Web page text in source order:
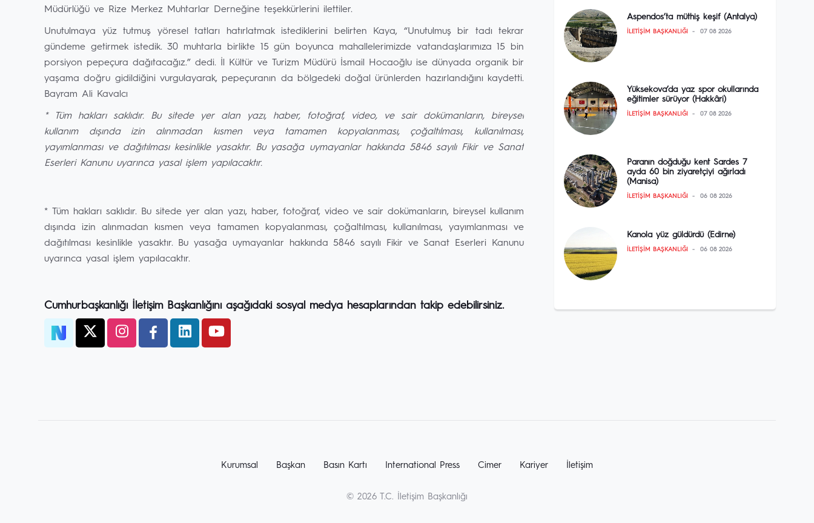
Müdürlüğü ve Rize Merkez Muhtarlar Derneğine teşekkürlerini ilettiler.
Unutulmaya yüz tutmuş yöresel tatları hatırlatmak istediklerini belirten Kaya, “Unutulmuş bir tadı tekrar
gündeme getirmek istedik. 30 muhtarla birlikte 15 gün boyunca mahallelerimizde vatandaşlarımıza 15 bin
porsiyon pepeçura dağıtacağız.” dedi. İl Kültür ve Turizm Müdürü İsmail Hocaoğlu ise dünyada organik bir
yaşama doğru gidildiğini vurgulayarak, pepeçuranın da bölgedeki doğal ürünlerden hazırlandığını kaydetti.
Bayram Ali Kavalcı
* Tüm hakları saklıdır. Bu sitede yer alan yazı, haber, fotoğraf, video, ve sair dokümanların, bireysel
kullanım dışında izin alınmadan kısmen veya tamamen kopyalanması, çoğaltılması, kullanılması,
yayımlanması ve dağıtılması kesinlikle yasaktır. Bu yasağa uymayanlar hakkında 5846 sayılı Fikir ve Sanat
Eserleri Kanunu uyarınca yasal işlem yapılacaktır.
* Tüm hakları saklıdır. Bu sitede yer alan yazı, haber, fotoğraf, video ve sair dokümanların, bireysel kullanım
dışında izin alınmadan kısmen veya tamamen kopyalanması, çoğaltılması, kullanılması, yayımlanması ve
dağıtılması kesinlikle yasaktır. Bu yasağa uymayanlar hakkında 5846 sayılı Fikir ve Sanat Eserleri Kanunu
uyarınca yasal işlem yapılacaktır.
Cumhurbaşkanlığı İletişim Başkanlığını aşağıdaki sosyal medya hesaplarından takip edebilirsiniz.
Aspendos’ta müthiş keşif (Antalya)
İLETIŞIM BAŞKANLIĞI 07 08 2026
Yüksekova’da yaz spor okullarında
eğitimler sürüyor (Hakkâri)
İLETIŞIM BAŞKANLIĞI 07 08 2026
Paranın doğduğu kent Sardes 7
ayda 60 bin ziyaretçiyi ağırladı
(Manisa)
İLETIŞIM BAŞKANLIĞI 06 08 2026
Kanola yüz güldürdü (Edirne)
İLETIŞIM BAŞKANLIĞI 06 08 2026
Kurumsal Başkan Basın Kartı International Press Cimer Kariyer İletişim
© 2026 T.C. İletişim Başkanlığı